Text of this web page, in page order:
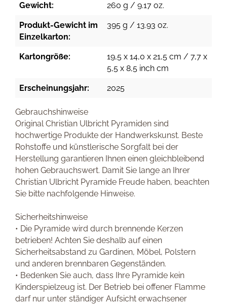
Gewicht: 260 g / 9.17 oz.
Produkt-Gewicht im
Einzelkarton:
395 g / 13.93 oz.
Kartongröße:
19,5 x 14,0 x 21,5 cm / 7,7 x
5,5 x 8,5 inch cm
Erscheinungsjahr: 2025
Gebrauchshinweise
Original Christian Ulbricht Pyramiden sind
hochwertige Produkte der Handwerkskunst. Beste
Rohstoffe und künstlerische Sorgfalt bei der
Herstellung garantieren Ihnen einen gleichbleibend
hohen Gebrauchswert. Damit Sie lange an Ihrer
Christian Ulbricht Pyramide Freude haben, beachten
Sie bitte nachfolgende Hinweise.
Sicherheitshinweise
• Die Pyramide wird durch brennende Kerzen
betrieben! Achten Sie deshalb auf einen
Sicherheitsabstand zu Gardinen, Möbel, Polstern
und anderen brennbaren Gegenständen.
• Bedenken Sie auch, dass Ihre Pyramide kein
Kinderspielzeug ist. Der Betrieb bei offener Flamme
darf nur unter ständiger Aufsicht erwachsener